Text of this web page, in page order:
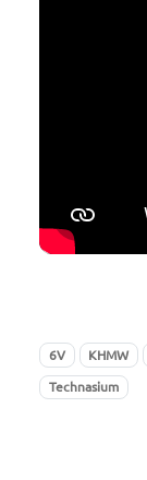
6V KHMW
Technasium